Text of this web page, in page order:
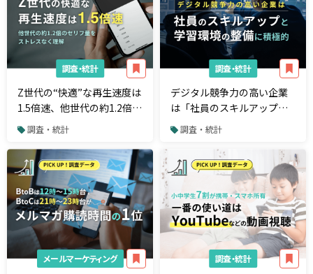
調査・統計
Z世代の“快適”な再生速度は
1.5倍速、他世代の約1.2倍の
セリフ量をストレスなく理
ータ
調査・統計
調査・統計
デジタル競争力の高い企業
は「社員のスキルアップと
学習環境の整備」に積極
調査・統計
メールマーケティング 調査・統計